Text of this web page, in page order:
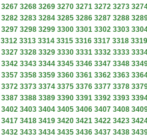
3267 3268 3269 3270 3271 3272 3273
3282 3283 3284 3285 3286 3287 3288
3297 3298 3299 3300 3301 3302 3303
3312 3313 3314 3315 3316 3317 3318 3319
3327 3328 3329 3330 3331 3332 3333
3342 3343 3344 3345 3346 3347 3348
3357 3358 3359 3360 3361 3362 3363
3372 3373 3374 3375 3376 3377 3378
3387 3388 3389 3390 3391 3392 3393
3402 3403 3404 3405 3406 3407 3408
3417 3418 3419 3420 3421 3422 3423
3432 3433 3434 3435 3436 3437 3438